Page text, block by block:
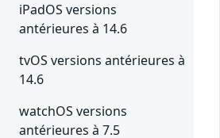
iPadOS versions
antérieures à 14.6
tvOS versions antérieures à
14.6
watchOS versions
antérieures à 7.5